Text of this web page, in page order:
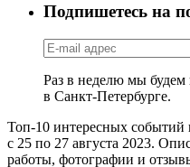
Подпишетесь на
Раз в неделю мы будем
в Санкт-Петербурге.
Топ-10 интересных событий
с 25 по 27 августа 2023.
работы, фотографии и